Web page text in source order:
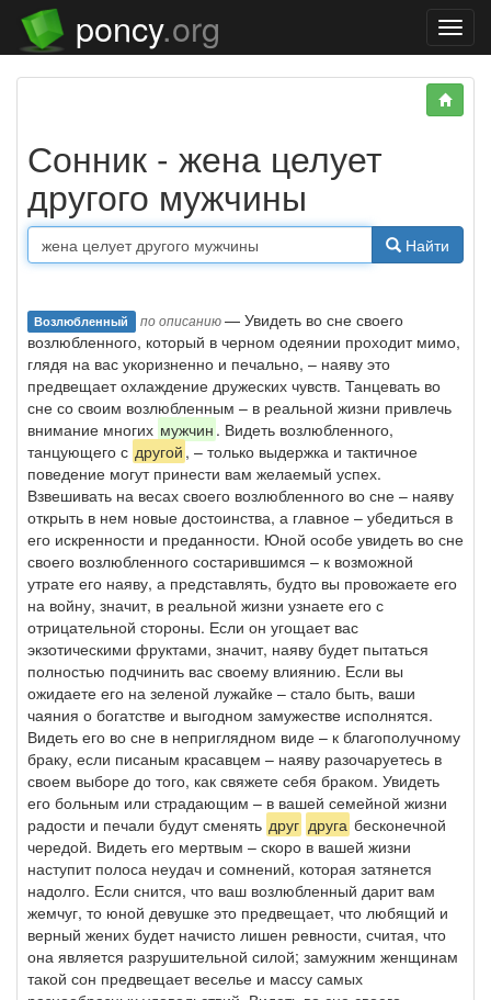
poncy.org
Сонник - жена целует
другого мужчины
Найти
Возлюбленный по описанию— Увидеть во сне своего
возлюбленного, который в черном одеянии проходит мимо,
глядя на вас укоризненно и печально, – наяву это
предвещает охлаждение дружеских чувств. Танцевать во
сне со своим возлюбленным – в реальной жизни привлечь
внимание многих мужчин . Видеть возлюбленного,
танцующего с другой , – только выдержка и тактичное
поведение могут принести вам желаемый успех.
Взвешивать на весах своего возлюбленного во сне – наяву
открыть в нем новые достоинства, а главное – убедиться в
его искренности и преданности. Юной особе увидеть во сне
своего возлюбленного состарившимся – к возможной
утрате его наяву, а представлять, будто вы провожаете его
на войну, значит, в реальной жизни узнаете его с
отрицательной стороны. Если он угощает вас
экзотическими фруктами, значит, наяву будет пытаться
полностью подчинить вас своему влиянию. Если вы
ожидаете его на зеленой лужайке – стало быть, ваши
чаяния о богатстве и выгодном замужестве исполнятся.
Видеть его во сне в неприглядном виде – к благополучному
браку, если писаным красавцем – наяву разочаруетесь в
своем выборе до того, как свяжете себя браком. Увидеть
его больным или страдающим – в вашей семейной жизни
радости и печали будут сменять друг друга бесконечной
чередой. Видеть его мертвым – скоро в вашей жизни
наступит полоса неудач и сомнений, которая затянется
надолго. Если снится, что ваш возлюбленный дарит вам
жемчуг, то юной девушке это предвещает, что любящий и
верный жених будет начисто лишен ревности, считая, что
она является разрушительной силой; замужним женщинам
такой сон предвещает веселье и массу самых